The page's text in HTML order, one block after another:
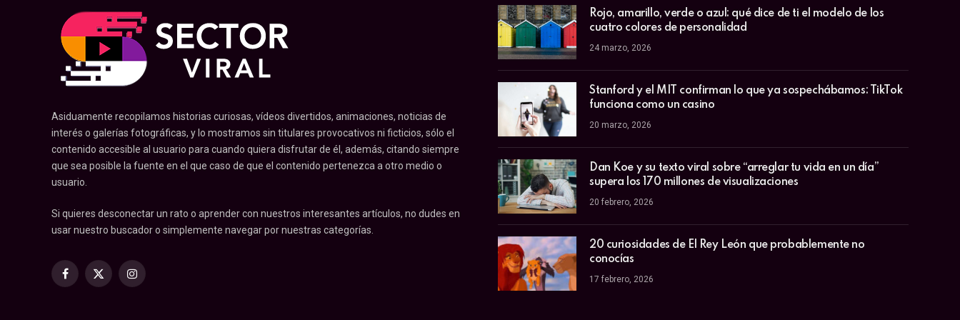
Asiduamente recopilamos historias curiosas, vídeos divertidos, animaciones, noticias de
interés o galerías fotográficas, y lo mostramos sin titulares provocativos ni ficticios, sólo el
contenido accesible al usuario para cuando quiera disfrutar de él, además, citando siempre
que sea posible la fuente en el que caso de que el contenido pertenezca a otro medio o
usuario.
Si quieres desconectar un rato o aprender con nuestros interesantes artículos, no dudes en
usar nuestro buscador o simplemente navegar por nuestras categorías.
Facebook
X
Instagram
Rojo, amarillo, verde o azul: qué dice de ti el modelo de los
cuatro colores de personalidad
24 marzo, 2026
Stanford y el MIT confirman lo que ya sospechábamos: TikTok
funciona como un casino
20 marzo, 2026
Dan Koe y su texto viral sobre “arreglar tu vida en un día”
supera los 170 millones de visualizaciones
20 febrero, 2026
20 curiosidades de El Rey León que probablemente no
conocías
17 febrero, 2026